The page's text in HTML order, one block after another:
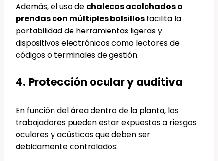
Además, el uso de chalecos acolchados o
prendas con múltiples bolsillos facilita la
portabilidad de herramientas ligeras y
dispositivos electrónicos como lectores de
códigos o terminales de gestión.
4. Protección ocular y auditiva
En función del área dentro de la planta, los
trabajadores pueden estar expuestos a riesgos
oculares y acústicos que deben ser
debidamente controlados: